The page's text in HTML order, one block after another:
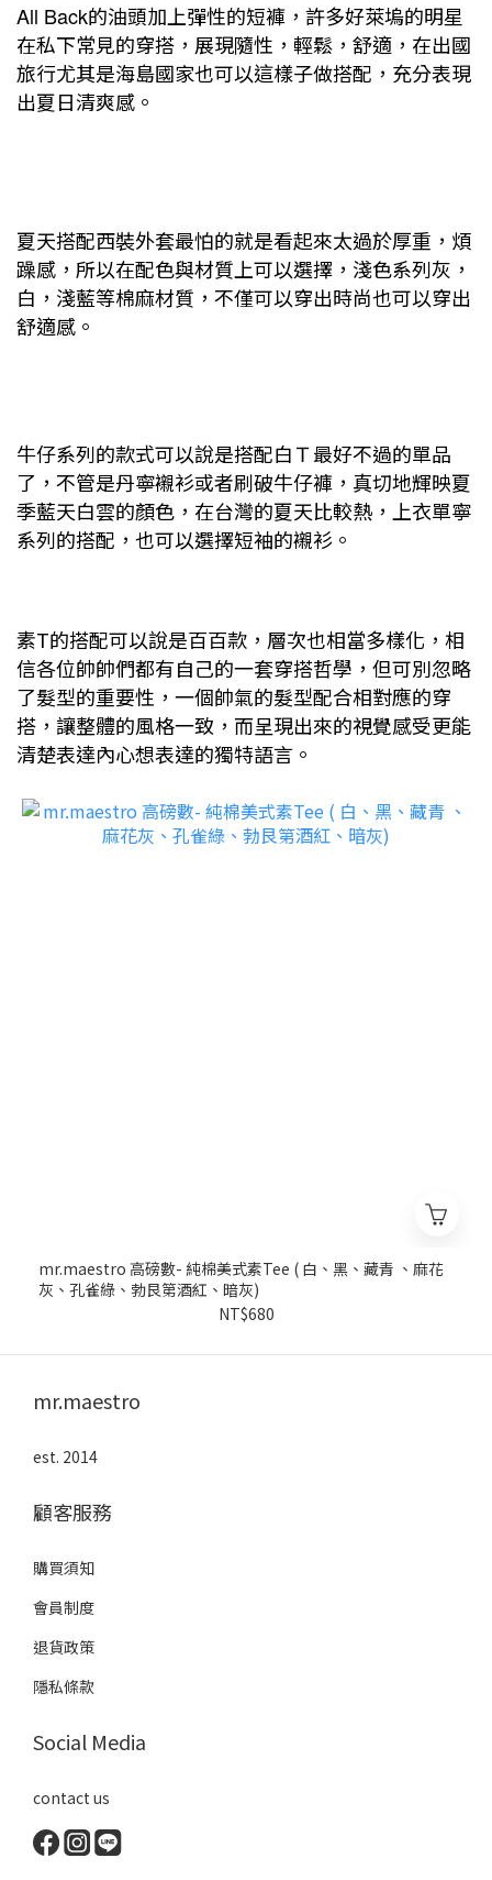
All Back的油頭加上彈性的短褲，許多好萊塢的明星
在私下常見的穿搭，展現隨性，輕鬆，舒適，在出國
旅行尤其是海島國家也可以這樣子做搭配，充分表現
出夏日清爽感。
夏天搭配西裝外套最怕的就是看起來太過於厚重，煩
躁感，所以在配色與材質上可以選擇，淺色系列灰，
白，淺藍等棉麻材質，不僅可以穿出時尚也可以穿出
舒適感。
牛仔系列的款式可以說是搭配白Ｔ最好不過的單品
了，不管是丹寧襯衫或者刷破牛仔褲，真切地輝映夏
季藍天白雲的顏色，在台灣的夏天比較熱，上衣單寧
系列的搭配，也可以選擇短袖的襯衫。
素T的搭配可以說是百百款，層次也相當多樣化，相
信各位帥帥們都有自己的一套穿搭哲學，但可別忽略
了髮型的重要性，一個帥氣的髮型配合相對應的穿
搭，讓整體的風格一致，而呈現出來的視覺感受更能
清楚表達內心想表達的獨特語言。
mr.maestro 高磅數- 純棉美式素Tee ( 白、黑、藏青 、麻花
灰、孔雀綠、勃艮第酒紅、暗灰)
NT$680
mr.maestro
est. 2014
顧客服務
購買須知
會員制度
退貨政策
隱私條款
Social Media
contact us